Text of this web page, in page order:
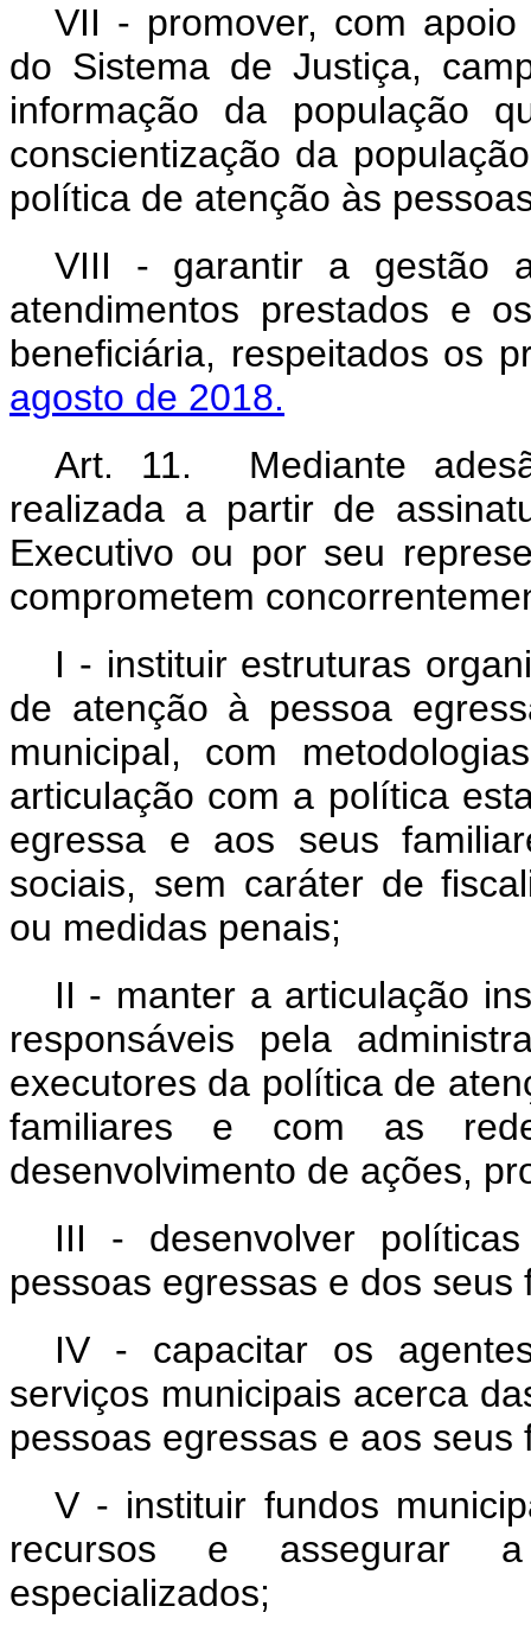
VII - promover, com
do Sistema de Justiça,
informação da população
conscientização da
política de atenção às
VIII - garantir a gestão
atendimentos prestados e
beneficiária, respeitados os
agosto de 2018.
Art. 11. Mediante
realizada a partir de
Executivo ou por seu
comprometem
I - instituir estruturas
de atenção à pessoa
municipal, com
articulação com a política
egressa e aos seus
sociais, sem caráter de
ou medidas penais;
II - manter a articulação
responsáveis pela
executores da política de
familiares e com as
desenvolvimento de ações,
III - desenvolver
pessoas egressas e dos seus
IV - capacitar os
serviços municipais acerca
pessoas egressas e aos seus
V - instituir fundos
recursos e assegurar a
especializados;